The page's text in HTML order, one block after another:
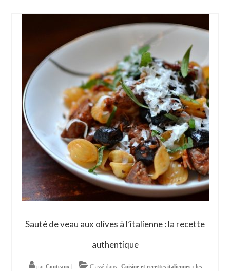
Sauté de veau aux olives à l’italienne : la recette
authentique
par Couteaux Classé dans : Cuisine et recettes italiennes : les